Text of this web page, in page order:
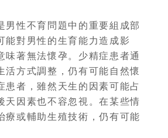
男性不育問題中的重要組成部
能對男性的生育能力造成影
味著無法懷孕。少精症患者通
活方式調整，仍有可能自然懷
患者，雖然天生的因素可能占
天因素也不容忽視。在某些情
療或輔助生殖技術，仍有可能